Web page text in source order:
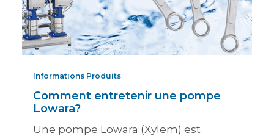
Informations Produits
Comment entretenir une pompe
Lowara?
Une pompe Lowara (Xylem) est